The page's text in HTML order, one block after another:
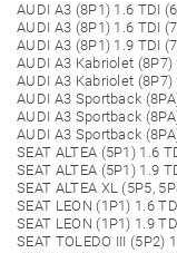
AUDI A3 (8P1) 1.6 TDI
AUDI A3 (8P1) 1.6 TDI
AUDI A3 (8P1) 1.9 TDI
AUDI A3 Kabriolet
AUDI A3 Kabriolet
AUDI A3 Sportback
AUDI A3 Sportback
AUDI A3 Sportback
SEAT ALTEA (5P1) 1.6
SEAT ALTEA (5P1) 1.9
SEAT ALTEA XL (5P5,
SEAT LEON (1P1) 1.6
SEAT LEON (1P1) 1.9
SEAT TOLEDO III (5P2)